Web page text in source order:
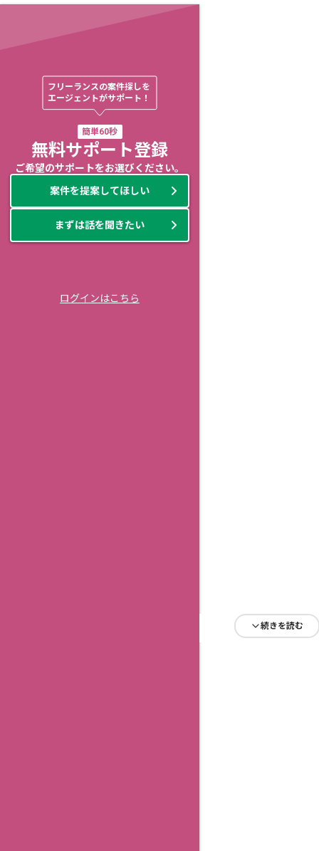
続きを読む
続きを読む
続きを読む
続きを読む
続きを読む
続きを読む
続きを読む
続きを読む
続きを読む
続きを読む
続きを読む
続きを読む
続きを読む
続きを読む
続きを読む
続きを読む
続きを読む
続きを読む
続きを読む
続きを読む
フリーランスの案件探しを
エージェントがサポート！
簡単60秒
無料サポート登録
ご希望のサポートをお選びください。
案件を提案してほしい
まずは話を聞きたい
ログインはこちら